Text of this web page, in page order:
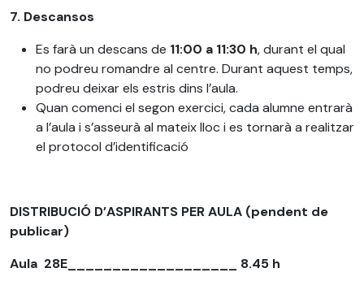
7. Descansos
Es farà un descans de 11:00 a 11:30 h, durant el qual
no podreu romandre al centre. Durant aquest temps,
podreu deixar els estris dins l’aula.
Quan comenci el segon exercici, cada alumne entrarà
a l’aula i s’asseurà al mateix lloc i es tornarà a realitzar
el protocol d’identificació
DISTRIBUCIÓ D’ASPIRANTS PER AULA (pendent de
publicar)
Aula 28E___________________ 8.45 h